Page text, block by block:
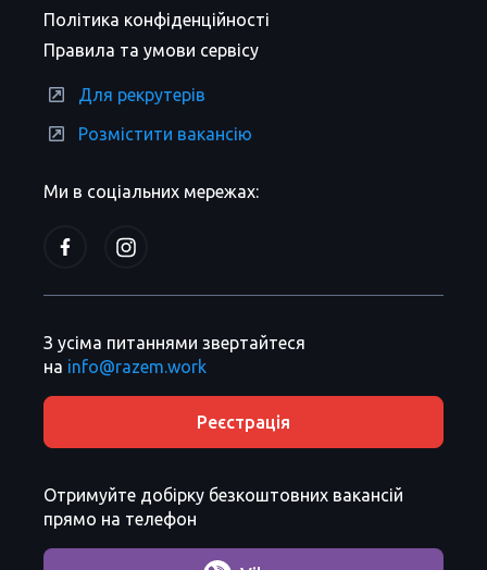
Ми в соціальних мережах:
Політика конфіденційності
Правила та умови сервісу
Для рекрутерів
Розмістити вакансію
З усіма питаннями звертайтеся
на info@razem.work
Реєстрація
Отримуйте добірку безкоштовних вакансій
прямо на телефон